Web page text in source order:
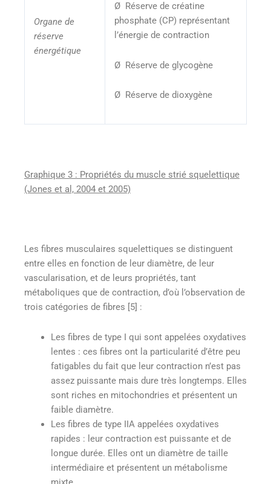
Organe de
réserve
énergétique
Ø Réserve de créatine
phosphate (CP) représentant
l’énergie de contraction
Ø Réserve de glycogène
Ø Réserve de dioxygène
Graphique 3 : Propriétés du muscle strié squelettique
(Jones et al, 2004 et 2005)
Les fibres musculaires squelettiques se distinguent
entre elles en fonction de leur diamètre, de leur
vascularisation, et de leurs propriétés, tant
métaboliques que de contraction, d’où l’observation de
trois catégories de fibres [5] :
Les fibres de type I qui sont appelées oxydatives
lentes : ces fibres ont la particularité d’être peu
fatigables du fait que leur contraction n’est pas
assez puissante mais dure très longtemps. Elles
sont riches en mitochondries et présentent un
faible diamètre.
Les fibres de type IIA appelées oxydatives
rapides : leur contraction est puissante et de
longue durée. Elles ont un diamètre de taille
intermédiaire et présentent un métabolisme